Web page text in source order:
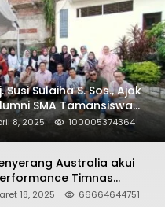
Susi Sulaiha S. Sos., Ajak
SMA Tamansiswa
Angkatan 91 Halal
Bihalal
8, 2025 100005374364
Australia akui
Timnas
18, 2025 66664644751